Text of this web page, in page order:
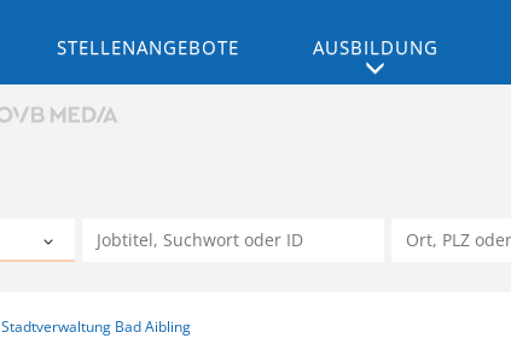
STELLENANGEBOTE AUSBILDUNG
Stadtverwaltung Bad Aibling